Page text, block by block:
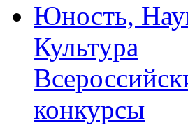
Юность,
Культура
конкурсы